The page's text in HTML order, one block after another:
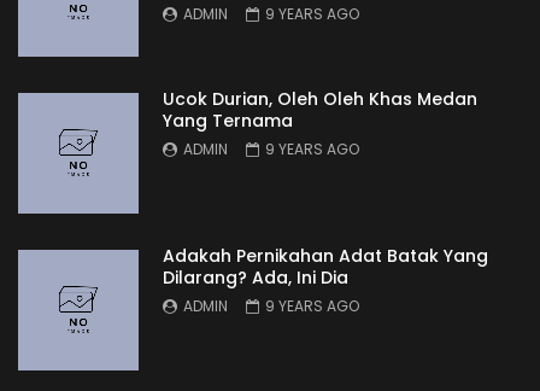
ADMIN 9 YEARS AGO
Ucok Durian, Oleh Oleh Khas Medan
Yang Ternama
ADMIN 9 YEARS AGO
Adakah Pernikahan Adat Batak Yang
Dilarang? Ada, Ini Dia
ADMIN 9 YEARS AGO